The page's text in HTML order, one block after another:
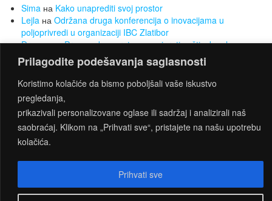
Prilagodite podešavanja saglasnosti
Koristimo kolačiće da bismo poboljšali vaše iskustvo
pregledanja,
prikazivali personalizovane oglase ili sadržaj i analizirali naš
saobraćaj. Klikom na „Prihvati sve“, pristajete na našu upotrebu
kolačića.
Prihvati sve
Sima на Kako unaprediti svoj prostor
Lejla на Održana druga konferencija o inovacijama u
poljoprivredi u organizaciji IBC Zlatibor
DraganнаPrava sobna vrata mogu igrati suštinsku ulogu u
vašem domu
SimaнаKoje opcije se nude za pronalazak posla ukoliko
nemate radnog iskustva
Sima
на Želite da smršate, a da Vam to ne bude opterećenje?
Za to su najbolji sobni bicikli